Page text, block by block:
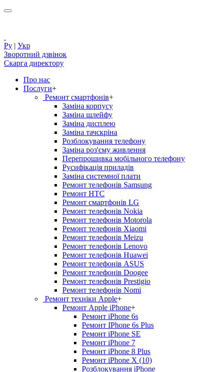
Ру | Укр
Зворотний дзвінок
Скарга директору
Про нас
Послуги+
Ремонт смартфонів+
Заміна корпусу
Заміна шлейфу
Заміна дисплею
Заміна тачскріна
Розблокування телефону
Заміна роз'єму живлення
Перепрошивка мобільного телефону
Русифікація приладів
Заміна системної плати
Ремонт телефонів Samsung
Ремонт HTC
Ремонт смартфонів LG
Ремонт телефонів Nokia
Ремонт телефонів Motorola
Ремонт телефонів Xiaomi
Ремонт телефонів Meizu
Ремонт телефонів Lenovo
Ремонт телефонів Huawei
Ремонт телефонів ASUS
Ремонт телефонів Doogee
Ремонт телефонів Prestigio
Ремонт телефонів Nomi
Ремонт техніки Apple+
Ремонт Apple iPhone+
Ремонт iPhone 6s
Ремонт IPhone 6s Plus
Ремонт iPhone SE
Ремонт iPhone 7
Ремонт iPhone 8 Plus
Ремонт iPhone X (10)
Розблокування iPhone